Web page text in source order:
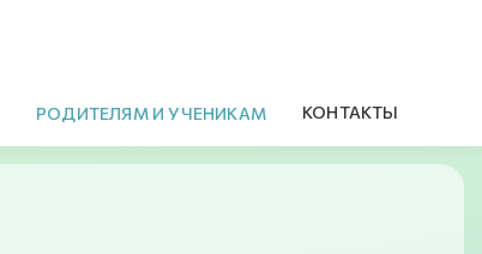
РОДИТЕЛЯМ И УЧЕНИКАМ КОНТАКТЫ